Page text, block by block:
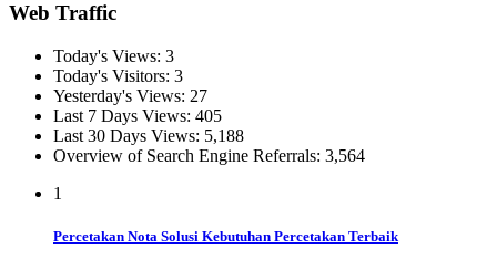
Web Traffic
Today's Views: 3
Today's Visitors: 3
Yesterday's Views: 27
Last 7 Days Views: 405
Last 30 Days Views: 5,188
Overview of Search Engine Referrals: 3,564
1
Percetakan Nota Solusi Kebutuhan Percetakan Terbaik